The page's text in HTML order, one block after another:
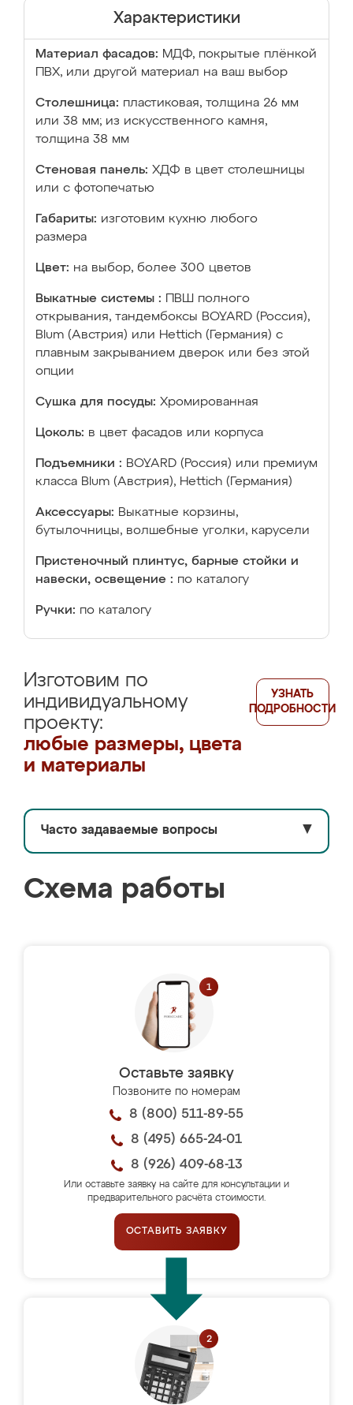
Характеристики
Материал фасадов: МДФ, покрытые плёнкой
ПВХ, или другой материал на ваш выбор
Столешница: пластиковая, толщина 26 мм
или 38 мм; из искусственного камня,
толщина 38 мм
Стеновая панель: ХДФ в цвет столешницы
или с фотопечатью
Габариты: изготовим кухню любого
размера
Цвет: на выбор, более 300 цветов
Выкатные системы :
ПВШ полного
открывания, тандембоксы BOYARD (Россия),
Blum (Австрия) или Hettich (Германия) с
плавным закрыванием дверок или без этой
опции
Сушка для посуды: Хромированная
Цоколь: в цвет фасадов или корпуса
Подъемники : BOYARD (Россия) или премиум
класса Blum (Австрия), Hettich (Германия)
Аксессуары: Выкатные корзины,
бутылочницы, волшебные уголки, карусели
Пристеночный плинтус, барные стойки и
навески, освещение : по каталогу
Ручки: по каталогу
Изготовим по
индивидуальному
проекту:
любые размеры, цвета
и материалы
УЗНАТЬ
ПОДРОБНОСТИ
Часто задаваемые вопросы ▼
Схема работы
Оставьте заявку
Позвоните по номерам
8 (800) 511-89-55
8 (495) 665-24-01
8 (926) 409-68-13
Или оставьте заявку на сайте для консультации и
предварительного расчёта стоимости.
ОСТАВИТЬ ЗАЯВКУ